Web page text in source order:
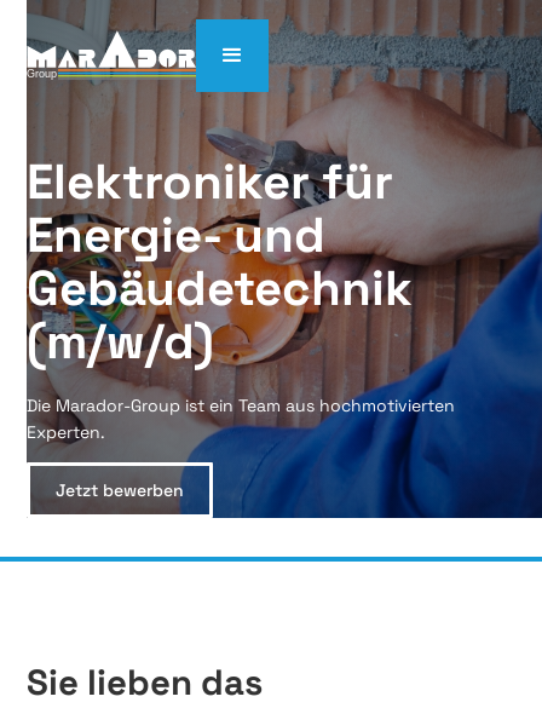
Elektroniker für
Energie- und
Gebäudetechnik
(m/w/d)
Die Marador-Group ist ein Team aus hochmotivierten
Experten.
Jetzt bewerben
Sie lieben das